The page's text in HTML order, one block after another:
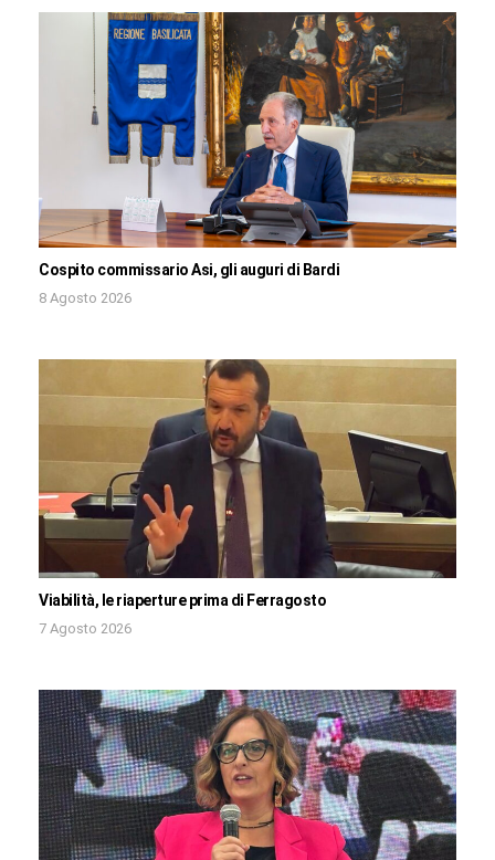
Cospito commissario Asi, gli auguri di Bardi
8 Agosto 2026
Viabilità, le riaperture prima di Ferragosto
7 Agosto 2026